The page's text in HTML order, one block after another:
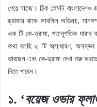
পেয়ে যাচ্ছে। ঠিক তেমনি
ড্রামায় থাকে সাবলিল অভিনয়,
এক টি কে-ড্রামা, গতানুগতিক ধারার
কথা বলছি ৫ টি অসাধারণ, অসম্ভব
ভাবছেন এবং কে-ড্রামা দেখা শুরু
দিতে পারেন।
১. ‘বয়েজ ওভার